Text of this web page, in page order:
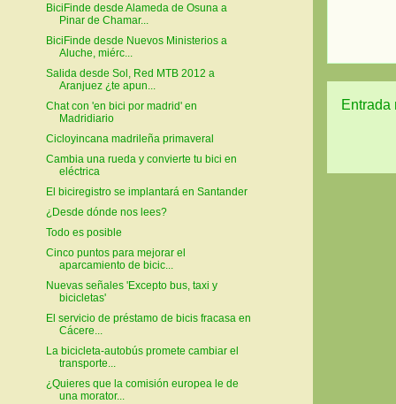
Entrada
BiciFinde desde Alameda de Osuna a
Pinar de Chamar...
BiciFinde desde Nuevos Ministerios a
Aluche, miérc...
Salida desde Sol, Red MTB 2012 a
Aranjuez ¿te apun...
Chat con 'en bici por madrid' en
Madridiario
Cicloyincana madrileña primaveral
Cambia una rueda y convierte tu bici en
eléctrica
El biciregistro se implantará en Santander
¿Desde dónde nos lees?
Todo es posible
Cinco puntos para mejorar el
aparcamiento de bicic...
Nuevas señales 'Excepto bus, taxi y
bicicletas'
El servicio de préstamo de bicis fracasa en
Cácere...
La bicicleta-autobús promete cambiar el
transporte...
¿Quieres que la comisión europea le de
una morator...